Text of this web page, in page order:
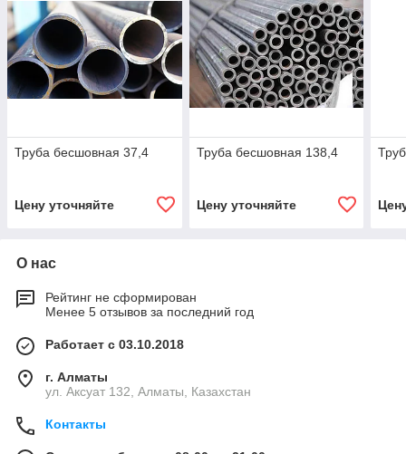
Труба бесшовная 37,4
Цену уточняйте
Труба бесшовная 138,4
Цену уточняйте
О нас
Рейтинг не сформирован
Менее 5 отзывов за последний год
Работает с 03.10.2018
г. Алматы
ул. Аксуат 132, Алматы, Казахстан
Контакты